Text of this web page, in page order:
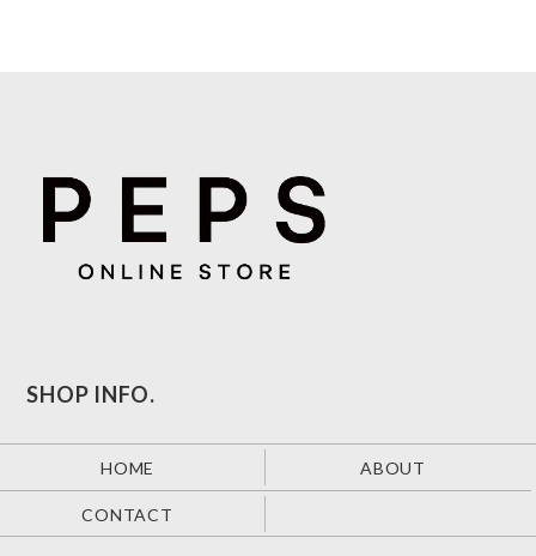
SHOP INFO.
HOME ABOUT
CONTACT